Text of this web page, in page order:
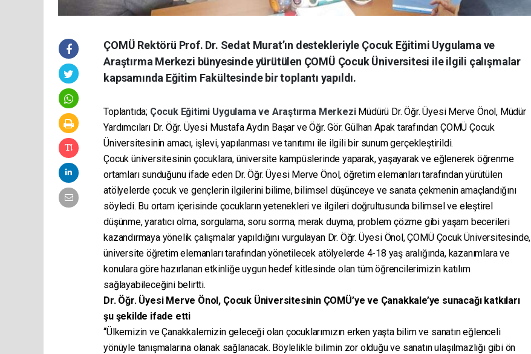
ÇOMÜ Rektörü Prof. Dr. Sedat Murat’ın destekleriyle Çocuk Eğitimi Uygulama ve
Araştırma Merkezi bünyesinde yürütülen ÇOMÜ Çocuk Üniversitesi ile ilgili çalışmalar
kapsamında Eğitim Fakültesinde bir toplantı yapıldı.
Toplantıda; Çocuk Eğitimi Uygulama ve Araştırma Merkezi Müdürü Dr. Öğr. Üyesi Merve Önol, Müdür
Yardımcıları Dr. Öğr. Üyesi Mustafa Aydın Başar ve Öğr. Gör. Gülhan Apak tarafından ÇOMÜ Çocuk
Üniversitesinin amacı, işlevi, yapılanması ve tanıtımı ile ilgili bir sunum gerçekleştirildi.
Çocuk üniversitesinin çocuklara, üniversite kampüslerinde yaparak, yaşayarak ve eğlenerek öğrenme
ortamları sunduğunu ifade eden Dr. Öğr. Üyesi Merve Önol, öğretim elemanları tarafından yürütülen
atölyelerde çocuk ve gençlerin ilgilerini bilime, bilimsel düşünceye ve sanata çekmenin amaçlandığını
söyledi. Bu ortam içerisinde çocukların yetenekleri ve ilgileri doğrultusunda bilimsel ve eleştirel
düşünme, yaratıcı olma, sorgulama, soru sorma, merak duyma, problem çözme gibi yaşam becerileri
kazandırmaya yönelik çalışmalar yapıldığını vurgulayan Dr. Öğr. Üyesi Önol, ÇOMÜ Çocuk Üniversitesinde,
üniversite öğretim elemanları tarafından yönetilecek atölyelerde 4-18 yaş aralığında, kazanımlara ve
konulara göre hazırlanan etkinliğe uygun hedef kitlesinde olan tüm öğrencilerimizin katılım
sağlayabileceğini belirtti.
Dr. Öğr. Üyesi Merve Önol, Çocuk Üniversitesinin ÇOMÜ’ye ve Çanakkale’ye sunacağı katkıları
şu şekilde ifade etti
“Ülkemizin ve Çanakkalemizin geleceği olan çocuklarımızın erken yaşta bilim ve sanatın eğlenceli
yönüyle tanışmalarına olanak sağlanacak. Böylelikle bilimin zor olduğu ve sanatın ulaşılmazlığı gibi ön